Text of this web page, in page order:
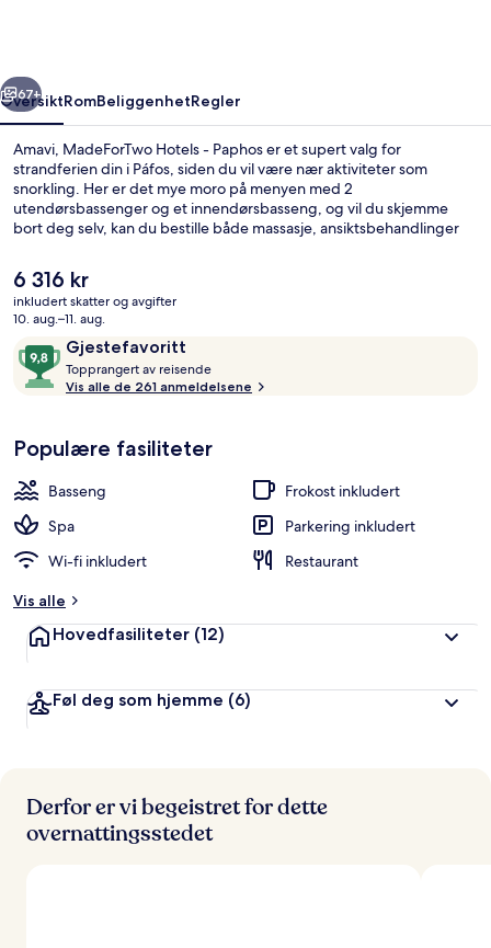
Neste
67+
OversiktRomBeliggenhetRegler
Amavi, MadeForTwo Hotels - Paphos er et supert valg for
strandferien din i Páfos, siden du vil være nær aktiviteter som
snorkling. Her er det mye moro på menyen med 2
utendørsbassenger og et innendørsbasseng, og vil du skjemme
bort deg selv, kan du bestille både massasje, ansiktsbehandlinger
internasjonale retter og serverer både frokost, lunsj og middag.
Andre høydepunkter på dette hotellet i luksuriøs stil er blant annet 3
barer/lounger, en takterrasse og en bassengbar. Mange reisende
liker den vennlige betjeningen.
Den
nåværende
prisen
6 316 kr
6 316 kr
inkludert skatter og avgifter
10. aug.–11. aug.
AnmeldelserGjestefavoritt
9,8
av
10,
Topprangert av reisende
o
v
i
e
Vis alle de 261 anmeldelsene
Populære fasiliteter
Basseng
Frokost inkludert
Spa
Parkering inkludert
Wi-fi inkludert
Restaurant
Vis alle
Hovedfasiliteter (12)
Føl deg som hjemme (6)
Derfor er vi begeistret for dette
overnattingsstedet